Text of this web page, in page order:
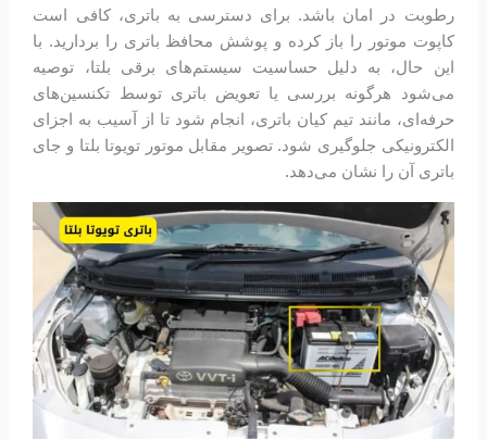
رطوبت در امان باشد. برای دسترسی به باتری، کافی است
کاپوت موتور را باز کرده و پوشش محافظ باتری را بردارید. با
این حال، به دلیل حساسیت سیستم‌های برقی بلتا، توصیه
می‌شود هرگونه بررسی یا تعویض باتری توسط تکنسین‌های
حرفه‌ای، مانند تیم کیان باتری، انجام شود تا از آسیب به اجزای
الکترونیکی جلوگیری شود. تصویر مقابل موتور تویوتا بلتا و جای
باتری آن را نشان می‌دهد.